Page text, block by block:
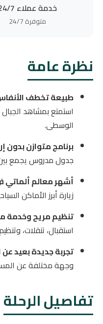
خدمة عملاء 24/7
متوفرة 24/7
نظرة عامة
طبيعة تخطف
استمتع بمشاهد
الوسطى.
برنامج متوازن بدون
جدول مدروس يجمع بين
أشهر معالم ألماتي
زيارة أبرز الأماكن
تنظيم مريح وخدمة
استقبال، تنقلات،
تجربة جديدة بعيد عن
وجهة مختلفة عن
تفاصيل الرحلة